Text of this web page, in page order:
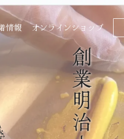
情報 オンラインショップ
創
業
明
治